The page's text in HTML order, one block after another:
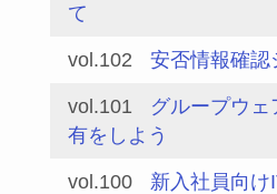
て
vol.102 安否情報確認
vol.101
グループウ
有をしよう
vol.100 新入社員向け